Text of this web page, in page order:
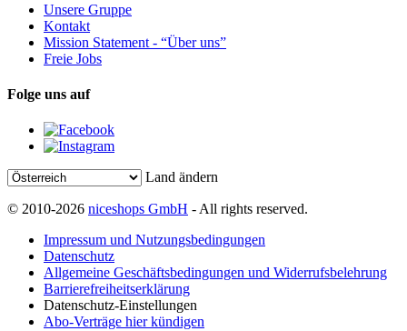
Unsere Gruppe
Kontakt
Mission Statement - “Über uns”
Freie Jobs
Folge uns auf
Land ändern
© 2010-2026 niceshops GmbH - All rights reserved.
Impressum und Nutzungsbedingungen
Datenschutz
Allgemeine Geschäftsbedingungen und Widerrufsbelehrung
Barrierefreiheitserklärung
Datenschutz-Einstellungen
Abo-Verträge hier kündigen